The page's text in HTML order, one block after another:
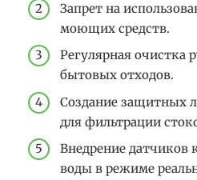
Запрет на
моющих средств.
Регулярная очистка
бытовых отходов.
Создание защитных
для фильтрации
Внедрение датчиков
воды в режиме